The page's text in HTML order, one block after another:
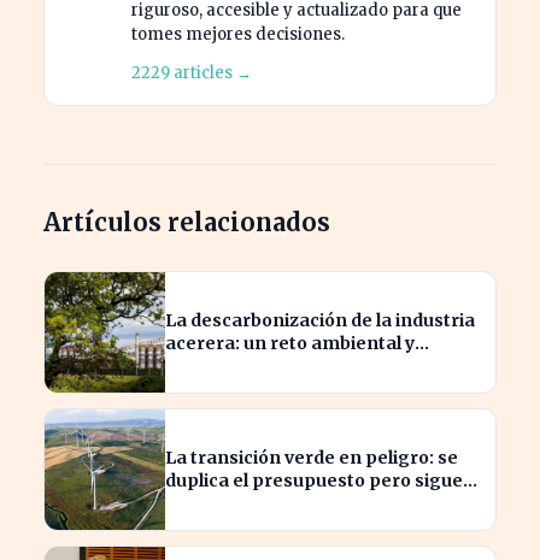
riguroso, accesible y actualizado para que
tomes mejores decisiones.
2229 articles →
Artículos relacionados
La descarbonización de la industria
acerera: un reto ambiental y
La transición verde en peligro: se
duplica el presupuesto pero sigue